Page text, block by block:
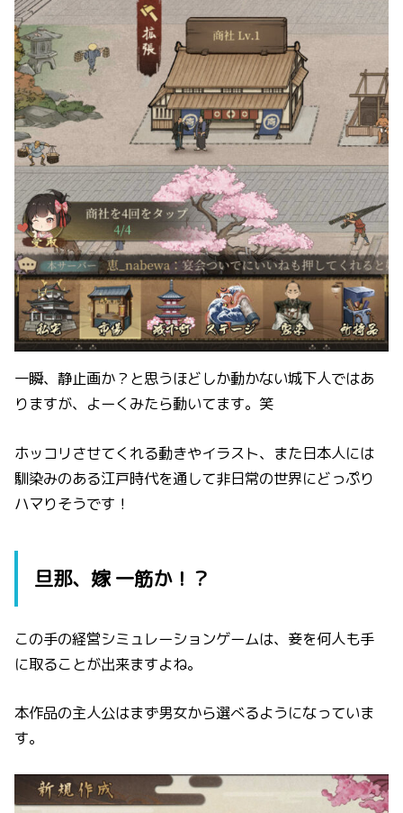
一瞬、静止画か？と思うほどしか動かない城下人ではあ
りますが、よーくみたら動いてます。笑
ホッコリさせてくれる動きやイラスト、また日本人には
馴染みのある江戸時代を通して非日常の世界にどっぷり
ハマりそうです！
旦那、嫁 一筋か！？
この手の経営シミュレーションゲームは、妾を何人も手
に取ることが出来ますよね。
本作品の主人公はまず男女から選べるようになっていま
す。